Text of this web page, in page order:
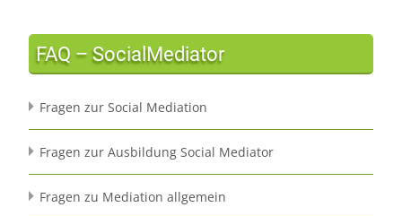
FAQ – SocialMediator
Fragen zur Social Mediation
Fragen zur Ausbildung Social Mediator
Fragen zu Mediation allgemein